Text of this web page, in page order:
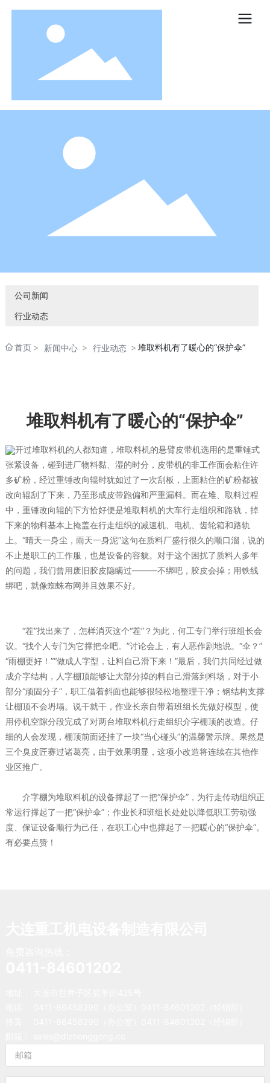
公司新闻
行业动态
首页 新闻中心 行业动态 堆取料机有了暖心的“保护伞”
堆取料机有了暖心的“保护伞”
开过堆取料机的人都知道，堆取料机的悬臂皮带机选用的是重锤式
张紧设备，碰到进厂物料黏、湿的时分，皮带机的非工作面会粘住许
多矿粉，经过重锤改向辊时犹如过了一次刮板，上面粘住的矿粉都被
改向辊刮了下来，乃至形成皮带跑偏和严重漏料。而在堆、取料过程
中，重锤改向辊的下方恰好便是堆取料机的大车行走组织和路轨，掉
下来的物料基本上掩盖在行走组织的减速机、电机、齿轮箱和路轨
上。“晴天一身尘，雨天一身泥”这句在质料厂盛行很久的顺口溜，说的
不止是职工的工作服，也是设备的容貌。对于这个困扰了质料人多年
的问题，我们曾用废旧胶皮隐瞒过———不绑吧，胶皮会掉；用铁线
绑吧，就像蜘蛛布网并且效果不好。
“茬”找出来了，怎样消灭这个“茬”？为此，何工专门举行班组长会
议。“找个人专门为它撑把伞吧。”讨论会上，有人恶作剧地说。“伞？”
“雨棚更好！”“做成人字型，让料自己滑下来！”最后，我们共同经过做
成介字结构，人字棚顶能够让大部分掉的料自己滑落到料场，对于小
部分“顽固分子”，职工借着斜面也能够很轻松地整理干净；钢结构支撑
让棚顶不会坍塌。说干就干，作业长亲自带着班组长先做好模型，使
用停机空隙分段完成了对两台堆取料机行走组织介字棚顶的改造。仔
细的人会发现，棚顶前面还挂了一块“当心碰头”的温馨警示牌。果然是
三个臭皮匠赛过诸葛亮，由于效果明显，这项小改造将连续在其他作
业区推广。
介字棚为堆取料机的设备撑起了一把“保护伞”，为行走传动组织正
常运行撑起了一把“保护伞”；作业长和班组长处处以降低职工劳动强
度、保证设备顺行为己任，在职工心中也撑起了一把暖心的“保护伞”。
有必要点赞！